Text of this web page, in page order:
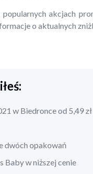
akcjach
o aktualnych
w Biedronce od 5,49 zł
dwóch opakowań
Baby w niższej cenie